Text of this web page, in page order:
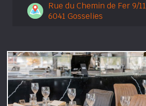
Rue du Chemin de Fer 9/11
6041 Gosselies